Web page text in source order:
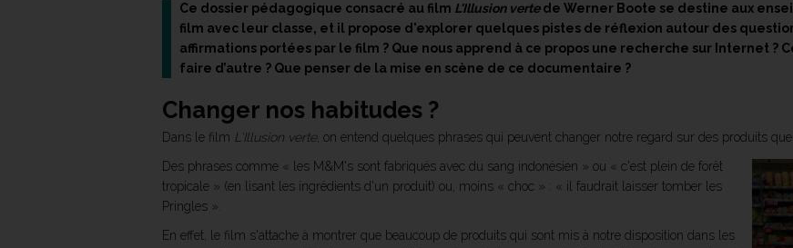
Ce dossier pédagogique consacré au film L'Illusion vertede Werner Boote se destine aux
film avec leur classe, et il propose d'explorer quelques pistes de réflexion autour des
affirmations portées par le film ? Que nous apprend à ce propos une recherche sur Internet ?
faire d’autre ? Que penser de la mise en scène de ce documentaire ?
Changer nos habitudes ?
Dans le film L'Illusion verte, on entend quelques phrases qui peuvent changer notre regard sur des produits
Des phrases comme « les M&M's sont fabriqués avec du sang indonésien » ou « c'est plein de forêt
tropicale » (en lisant les ingrédients d'un produit) ou, moins « choc » : « il faudrait laisser tomber les
Pringles ».
En effet, le film s'attache à montrer que beaucoup de produits qui sont mis à notre disposition dans les